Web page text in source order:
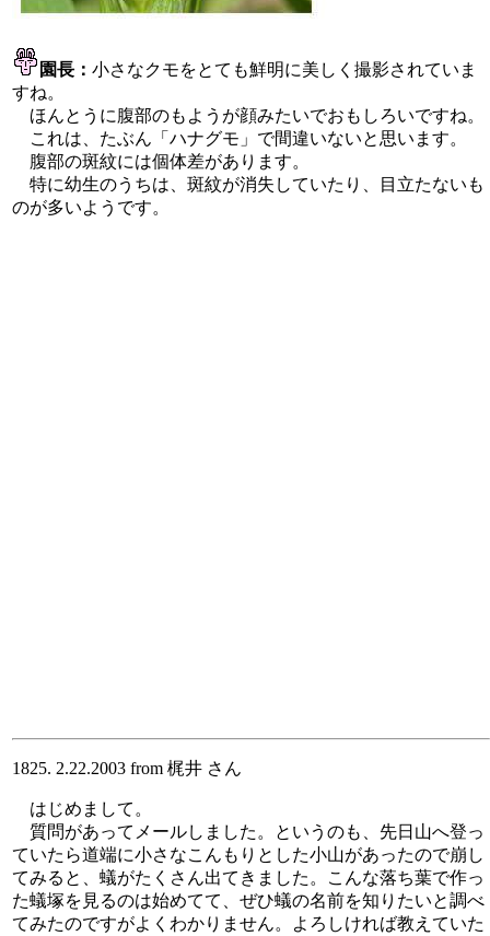
園長： 小さなクモをとても鮮明に美しく撮影されていま
すね。
ほんとうに腹部のもようが顔みたいでおもしろいですね。
これは、たぶん「ハナグモ」で間違いないと思います。
腹部の斑紋には個体差があります。
特に幼生のうちは、斑紋が消失していたり、目立たないも
のが多いようです。
1825. 2.22.2003 from 梶井 さん
はじめまして。
質問があってメールしました。というのも、先日山へ登っ
ていたら道端に小さなこんもりとした小山があったので崩し
てみると、蟻がたくさん出てきました。こんな落ち葉で作っ
た蟻塚を見るのは始めてて、ぜひ蟻の名前を知りたいと調べ
てみたのですがよくわかりません。よろしければ教えていた